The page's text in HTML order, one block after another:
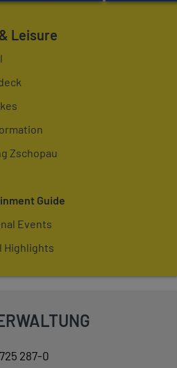
Leisure
Zschopau
Guide
Events
Highlights
287-0